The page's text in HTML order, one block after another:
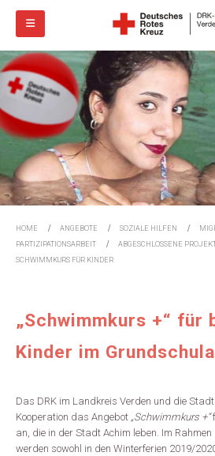
HOME ANGEBOTE SOZIALE HILFEN
PARTIZIPATIONSARBEIT
ABGESCHLOSSENE
SCHWIMMKURS FÜR KINDER
„Schwimmkurs +“ für
Kinder im
Das DRK im Landkreis Verden und die
Kooperation das Angebot „Schwimmkurs +“
an, die in der Stadt Achim leben. Im
werden sowohl in den Winterferien 2019/